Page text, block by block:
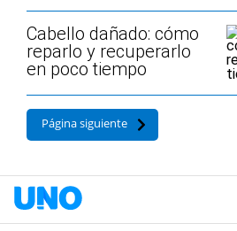
Cabello dañado: cómo
reparlo y recuperarlo
en poco tiempo
Página siguiente